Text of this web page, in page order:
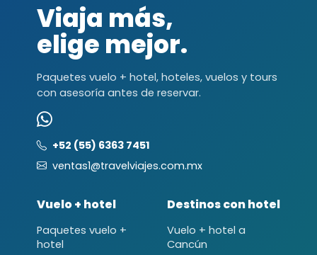
Viaja más,
elige mejor.
Paquetes vuelo + hotel, hoteles, vuelos y tours
con asesoría antes de reservar.
+52 (55) 6363 7451
ventas1@travelviajes.com.mx
Vuelo + hotel
Paquetes vuelo +
hotel
Destinos con hotel
Vuelo + hotel a
Cancún